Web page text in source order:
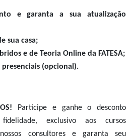
e garanta a sua atualização
sua casa;
e de Teoria Online da FATESA;
presenciais (opcional).
Participe e ganhe o desconto
exclusivo aos cursos
consultores e garanta seu